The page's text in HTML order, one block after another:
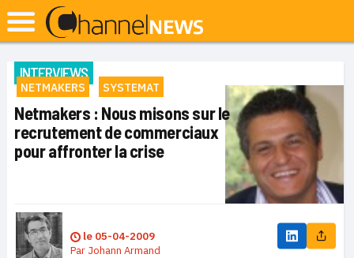
INTERVIEWS
NETMAKERS SYSTEMAT
Netmakers : Nous misons sur le
recrutement de commerciaux
pour affronter la crise
le 05-04-2009
Par Johann Armand